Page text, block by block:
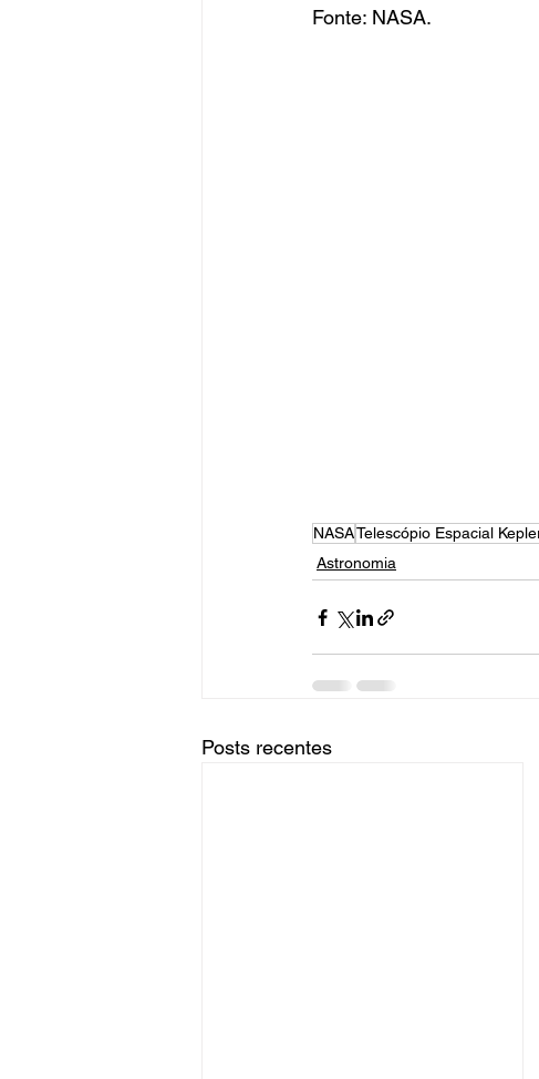
Fonte: NASA.
NASATelescópio Espacial
Astronomia
Posts recentes